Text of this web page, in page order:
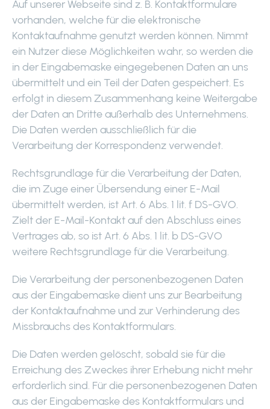
Auf unserer Webseite sind z. B. Kontaktformulare
vorhanden, welche für die elektronische
Kontaktaufnahme genutzt werden können. Nimmt
ein Nutzer diese Möglichkeiten wahr, so werden die
in der Eingabemaske eingegebenen Daten an uns
übermittelt und ein Teil der Daten gespeichert. Es
erfolgt in diesem Zusammenhang keine Weitergabe
der Daten an Dritte außerhalb des Unternehmens.
Die Daten werden ausschließlich für die
Verarbeitung der Korrespondenz verwendet.
Rechtsgrundlage für die Verarbeitung der Daten,
die im Zuge einer Übersendung einer E-Mail
übermittelt werden, ist Art. 6 Abs. 1 lit. f DS-GVO.
Zielt der E-Mail-Kontakt auf den Abschluss eines
Vertrages ab, so ist Art. 6 Abs. 1 lit. b DS-GVO
weitere Rechtsgrundlage für die Verarbeitung.
Die Verarbeitung der personenbezogenen Daten
aus der Eingabemaske dient uns zur Bearbeitung
der Kontaktaufnahme und zur Verhinderung des
Missbrauchs des Kontaktformulars.
Die Daten werden gelöscht, sobald sie für die
Erreichung des Zweckes ihrer Erhebung nicht mehr
erforderlich sind. Für die personenbezogenen Daten
aus der Eingabemaske des Kontaktformulars und